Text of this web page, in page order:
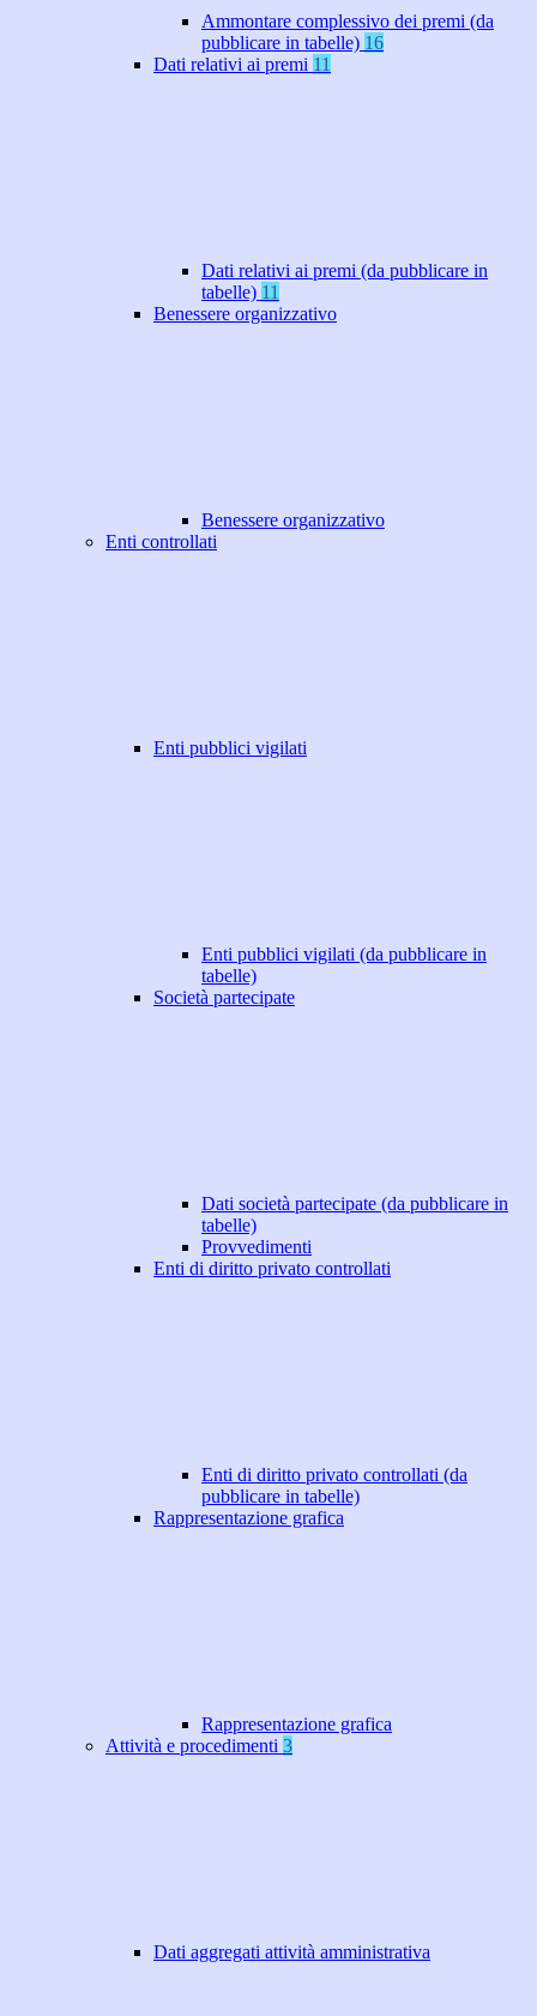
Ammontare complessivo dei premi (da
pubblicare in tabelle) 16
Dati relativi ai premi 11
Dati relativi ai premi (da pubblicare in
tabelle) 11
Benessere organizzativo
Benessere organizzativo
Enti controllati
Enti pubblici vigilati
Enti pubblici vigilati (da pubblicare in
tabelle)
Società partecipate
Dati società partecipate (da pubblicare in
tabelle)
Provvedimenti
Enti di diritto privato controllati
Enti di diritto privato controllati (da
pubblicare in tabelle)
Rappresentazione grafica
Rappresentazione grafica
Attività e procedimenti 3
Dati aggregati attività amministrativa